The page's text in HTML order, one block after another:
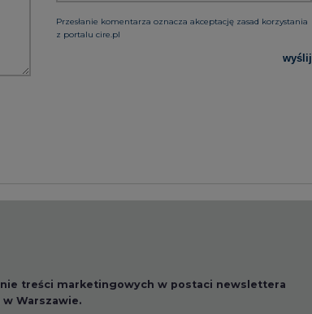
Przesłanie komentarza oznacza akceptację zasad korzystania
z portalu cire.pl
wyślij
treści marketingowych w postaci newslettera
Warszawie.